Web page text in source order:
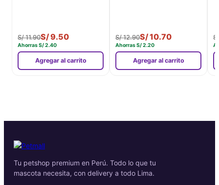
S/11.90S/9.50
AhorrasS/2.40
Agregar al carrito
S/12.90S/10.70
AhorrasS/2.20
Agregar al carrito
S/
Tu petshop premium en Perú. Todo lo que tu
mascota necesita, con delivery a todo Lima.